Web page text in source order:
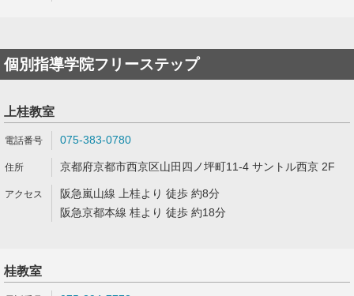
個別指導学院フリーステップ
上桂教室
075-383-0780
京都府京都市西京区山田四ノ坪町11-4 サントル西京 2F
阪急嵐山線 上桂より 徒歩 約8分
阪急京都本線 桂より 徒歩 約18分
桂教室